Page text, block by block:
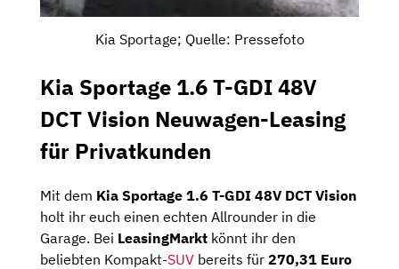
Kia Sportage; Quelle: Pressefoto
Kia Sportage 1.6 T-GDI 48V
DCT Vision Neuwagen-Leasing
für Privatkunden
Mit dem Kia Sportage 1.6 T-GDI 48V DCT Vision
holt ihr euch einen echten Allrounder in die
Garage. Bei LeasingMarkt könnt ihr den
beliebten Kompakt-SUV bereits für 270,31 Euro